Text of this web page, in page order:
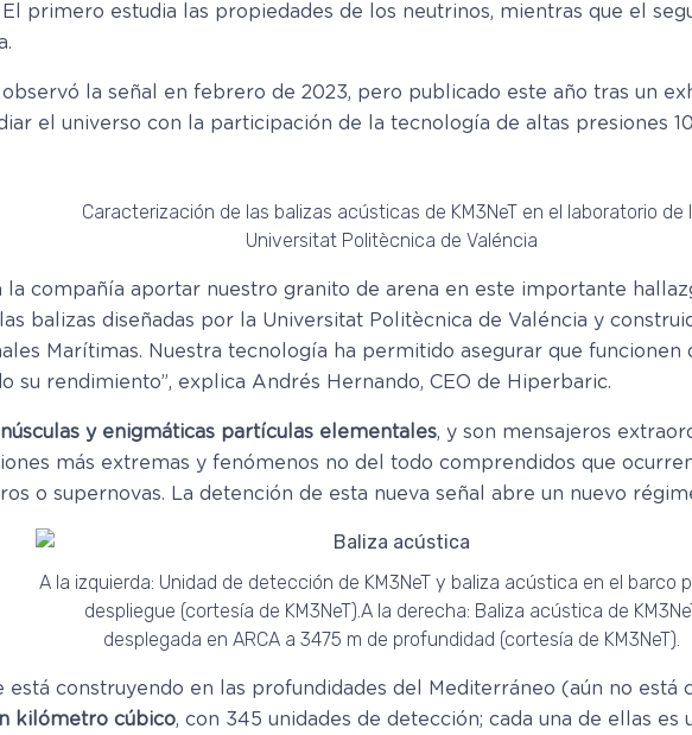
primero estudia las propiedades de los neutrinos, mientras que el
la señal en febrero de 2023, pero publicado este año tras un
el universo con la participación de la tecnología de altas presiones
Caracterización de las balizas acústicas de KM3NeT en el laboratorio de
Universitat Politècnica de Valéncia
la compañía aportar nuestro granito de arena en este importante
balizas diseñadas por la Universitat Politècnica de Valéncia y
Marítimas. Nuestra tecnología ha permitido asegurar que
su rendimiento”, explica Andrés Hernando, CEO de Hiperbaric.
y enigmáticas partículas elementales, y son mensajeros
más extremas y fenómenos no del todo comprendidos que
o supernovas. La detención de esta nueva señal abre un nuevo
A la izquierda: Unidad de detección de KM3NeT y baliza acústica en el barco
despliegue (cortesía de KM3NeT).A la derecha: Baliza acústica de
desplegada en ARCA a 3475 m de profundidad (cortesía de KM3NeT).
está construyendo en las profundidades del Mediterráneo (aún no está
kilómetro cúbico, con 345 unidades de detección; cada una de ellas